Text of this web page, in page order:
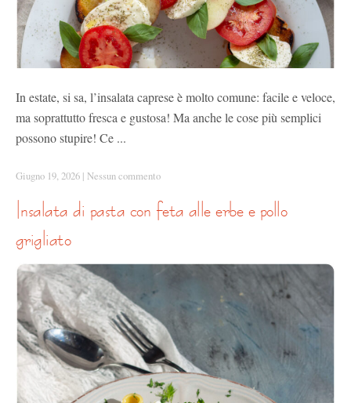
In estate, si sa, l’insalata caprese è molto comune: facile e veloce,
ma soprattutto fresca e gustosa! Ma anche le cose più semplici
possono stupire! Ce ...
Giugno 19, 2026 | Nessun commento
grigliato